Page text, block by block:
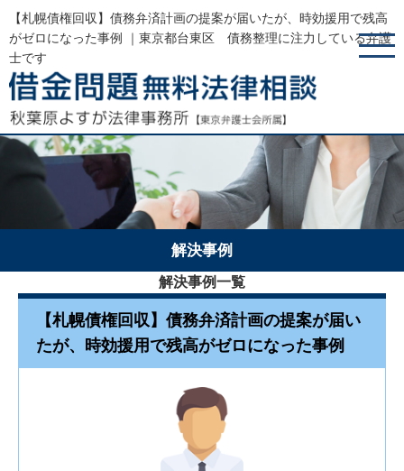
【札幌債権回収】債務弁済計画の提案が届いたが、時効援用で残高
がゼロになった事例 ｜東京都台東区 債務整理に注力している弁護
士です
解決事例
解決事例一覧
【札幌債権回収】債務弁済計画の提案が届い
たが、時効援用で残高がゼロになった事例